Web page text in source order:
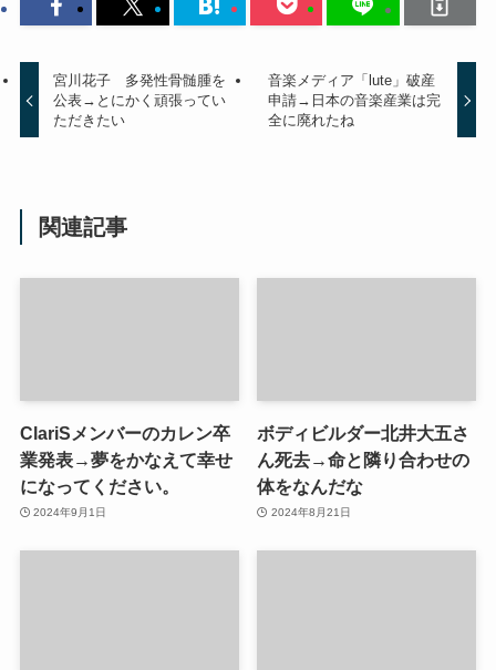
宮川花子 多発性骨髄腫を
公表→とにかく頑張ってい
ただきたい
音楽メディア「lute」破産
申請→日本の音楽産業は完
全に廃れたね
関連記事
ClariSメンバーのカレン卒
業発表→夢をかなえて幸せ
になってください。
2024年9月1日
ボディビルダー北井大五さ
ん死去→命と隣り合わせの
体をなんだな
2024年8月21日